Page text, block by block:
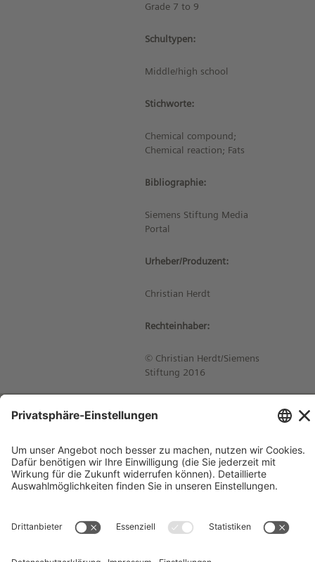
Grade 7 to 9
Schultypen:
Middle/high school
Stichworte:
Chemical compound;
Chemical reaction; Fats
Bibliographie:
Siemens Stiftung Media
Portal
Urheber/Produzent:
Christian Herdt
Rechteinhaber:
© Christian Herdt/Siemens
Stiftung 2016
Impressum
Kontakt
Datenschutzhinweise
Nutzungsbedingungen